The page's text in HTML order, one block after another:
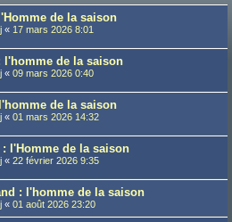
de la saison
« 17 mars 2026 8:01
l'homme de la saison
« 09 mars 2026 0:40
de la saison
« 01 mars 2026 14:32
l'Homme de la saison
« 22 février 2026 9:35
: l'homme de la saison
« 01 août 2026 23:20